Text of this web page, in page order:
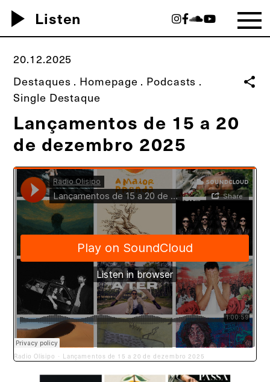
play_arrow Listen
20.12.2025
Destaques . Homepage . Podcasts .
Single Destaque
share
Lançamentos de 15 a 20
de dezembro 2025
Radio Olisipo · Lançamentos de 15 a 20 de dezembro 2025